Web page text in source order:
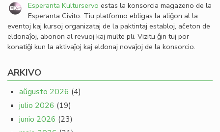
Esperanta Kulturservo estas la konsorcia magazeno de la
Esperanta Civito. Tiu platformo ebligas la aliĝon al la
eventoj kaj kursoj organizataj de la paktintaj establoj, aĉeton de
eldonaĵoj, abonon al revuoj kaj multe pli. Vizitu ĝin tuj por
konatiĝi kun la aktivaĵoj kaj eldonaj novaĵoj de la konsorcio.
ARKIVO
aŭgusto 2026 (4)
julio 2026 (19)
junio 2026 (23)